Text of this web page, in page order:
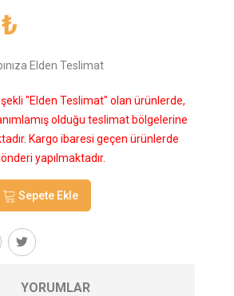
₺
Elden Teslimat
"Elden Teslimat" olan ürünlerde,
olduğu teslimat bölgelerine
Kargo ibaresi geçen ürünlerde
yapılmaktadır.
Sepete Ekle
YORUMLAR